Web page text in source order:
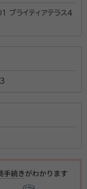
ブライティアテラス４